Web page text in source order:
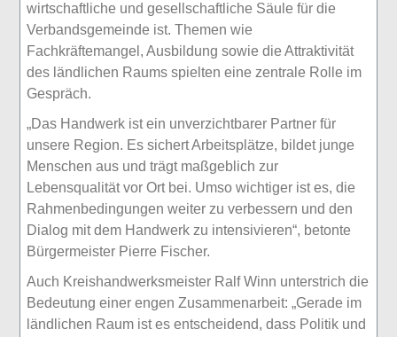
wirtschaftliche und gesellschaftliche Säule für die
Verbandsgemeinde ist. Themen wie
Fachkräftemangel, Ausbildung sowie die Attraktivität
des ländlichen Raums spielten eine zentrale Rolle im
Gespräch.
„Das Handwerk ist ein unverzichtbarer Partner für
unsere Region. Es sichert Arbeitsplätze, bildet junge
Menschen aus und trägt maßgeblich zur
Lebensqualität vor Ort bei. Umso wichtiger ist es, die
Rahmenbedingungen weiter zu verbessern und den
Dialog mit dem Handwerk zu intensivieren“, betonte
Bürgermeister Pierre Fischer.
Auch Kreishandwerksmeister Ralf Winn unterstrich die
Bedeutung einer engen Zusammenarbeit: „Gerade im
ländlichen Raum ist es entscheidend, dass Politik und